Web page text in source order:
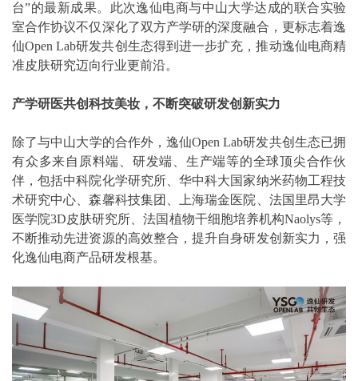
台”的最新成果。此次逸仙电商与中山大学达成的联合实验
室合作协议不仅深化了双方产学研的深度融合，更标志着逸
仙Open Lab研发共创生态得到进一步扩充，推动逸仙电商精
准皮肤研究迈向行业更前沿。
产学研医共创科技美妆，不断突破研发创新实力
除了与中山大学的合作外，逸仙Open Lab研发共创生态已拥
有众多来自原料端、研发端、生产端等的全球顶尖合作伙
伴，包括中科院化学研究所、华中科大国家纳米药物工程技
术研究中心、森馨科技集团、上海瑞金医院、法国里昂大学
医学院3D皮肤研究所、法国植物干细胞培养机构Naolys等，
不断推动先进资源的高效整合，提升自身研发创新实力，强
化逸仙电商产品研发根基。